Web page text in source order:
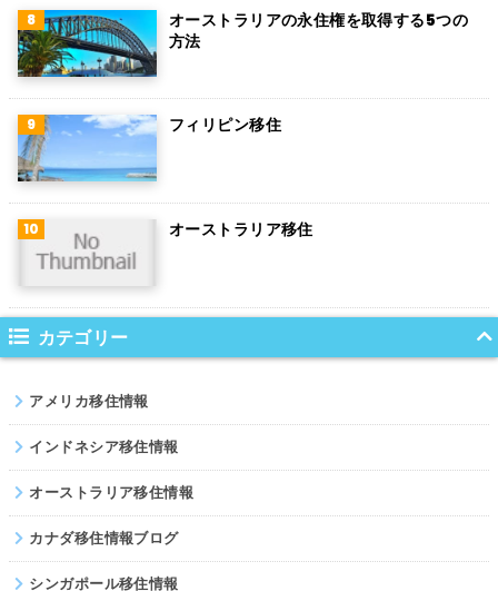
チリ
デンマーク
ハンガリー
ポーランド
南アフリカ
サウジアラビア
コロンビア
ノルウェー
ネパール
パキスタン
オーストラリアの永住権を取得する5つの
方法
フィリピン移住
オーストラリア移住
カテゴリー
アメリカ移住情報
インドネシア移住情報
オーストラリア移住情報
カナダ移住情報ブログ
シンガポール移住情報